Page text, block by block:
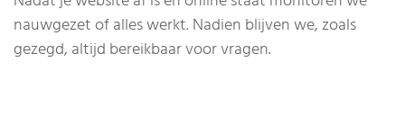
nauwgezet of alles werkt. Nadien blijven we, zoals
gezegd, altijd bereikbaar voor vragen.